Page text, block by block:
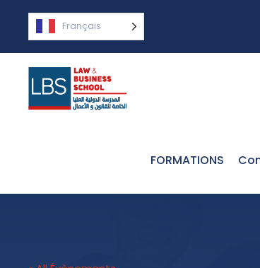
Français
FORMATIONS